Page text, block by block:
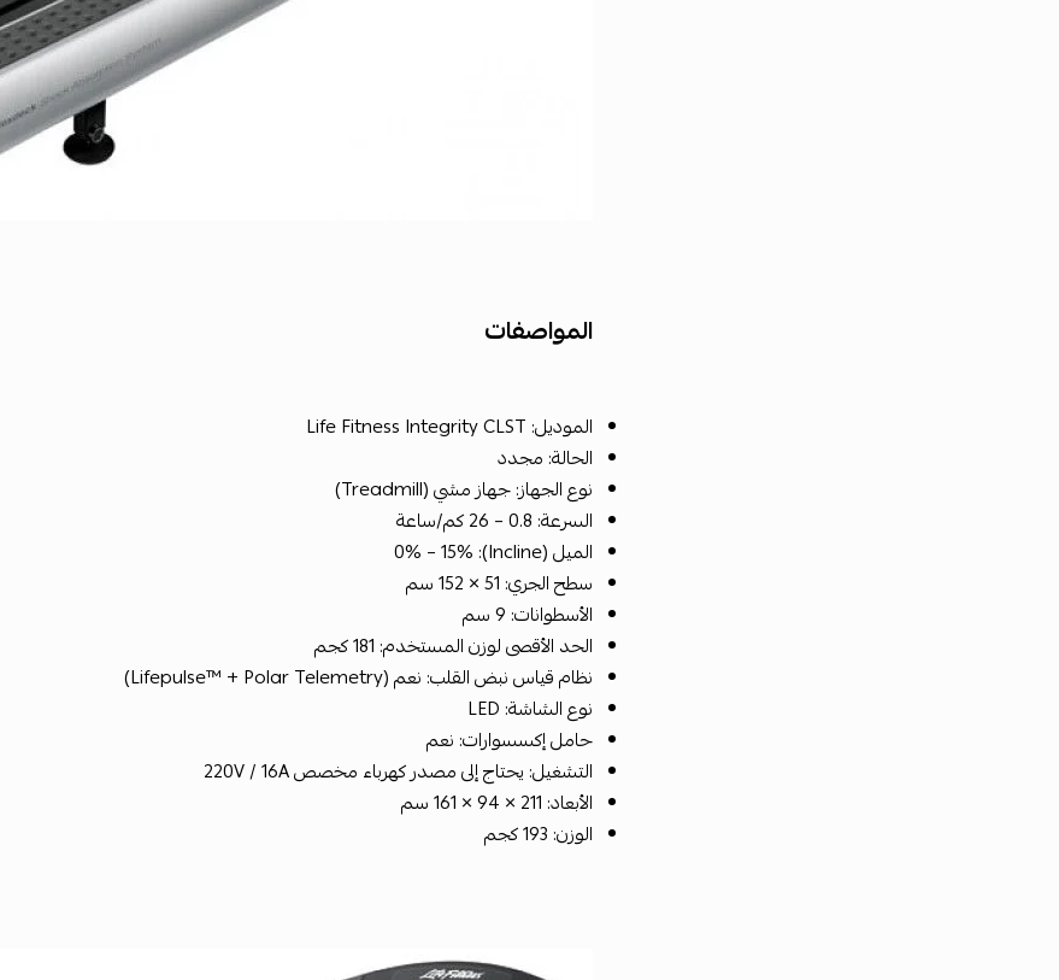
المواصفات
الموديل: Life Fitness Integrity CLST
الحالة: مجدد
نوع الجهاز: جهاز مشي (Treadmill)
السرعة: 0.8 – 26 كم/ساعة
الميل (Incline): 0% – 15%
سطح الجري: 51 × 152 سم
الأسطوانات: 9 سم
الحد الأقصى لوزن المستخدم: 181 كجم
نظام قياس نبض القلب: نعم (Lifepulse™ + Polar Telemetry)
نوع الشاشة: LED
حامل إكسسوارات: نعم
التشغيل: يحتاج إلى مصدر كهرباء مخصص 220V / 16A
الأبعاد: 211 × 94 × 161 سم
الوزن: 193 كجم